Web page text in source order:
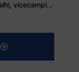
Mohamed Salhi, vicecampion național juniori I: Rugby-ul te învață să accepți și înfrângerile